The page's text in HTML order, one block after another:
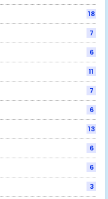
18
7
6
11
7
6
13
6
6
3